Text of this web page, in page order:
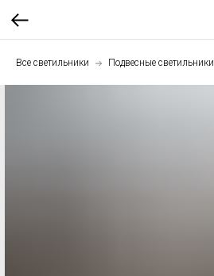
Все светильники Подвесные светильники